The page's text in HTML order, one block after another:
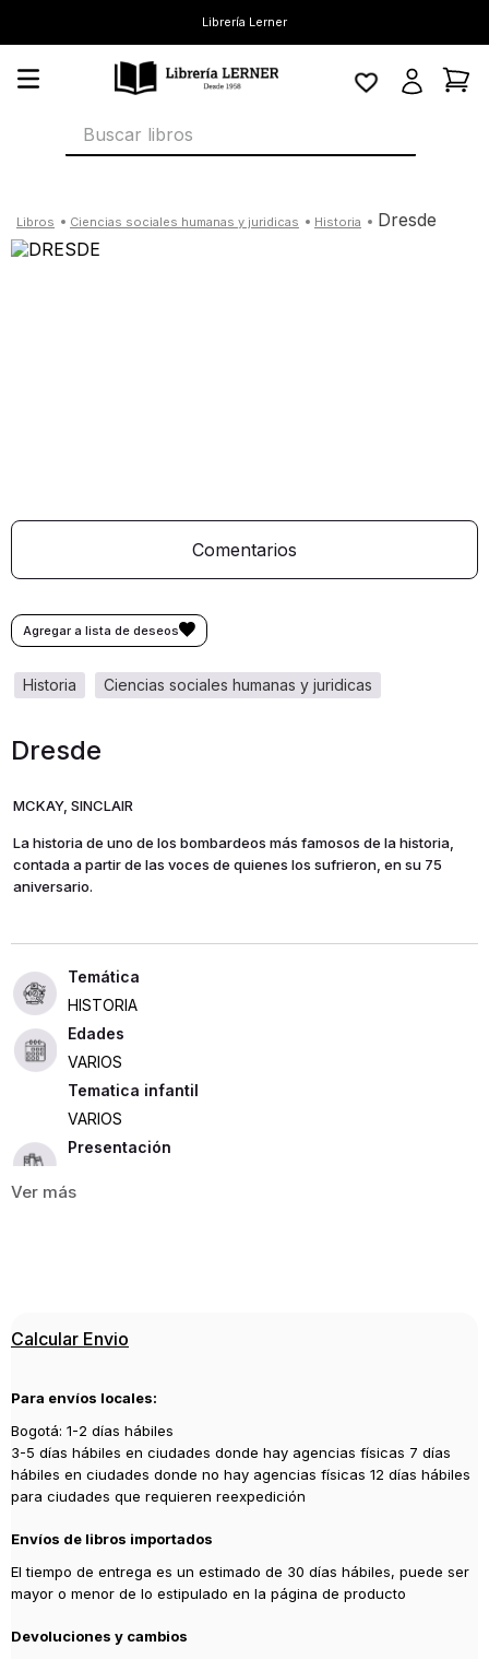
Librería Lerner
Buscar libros
ciencias sociales humanas y juridicas historia dresde
Comentarios
ciencias sociales humanas y juridicas
historia
Dresde
MCKAY, SINCLAIR
La historia de uno de los bombardeos más famosos de la historia,
contada a partir de las voces de quienes los sufrieron, en su 75
aniversario.
HISTORIA
Edades
VARIOS
Tematica infantil
VARIOS
Presentación
TAURUS
2020
Calcular Envio
Para envíos locales:
Bogotá: 1-2 días hábiles
3-5 días hábiles en ciudades donde hay agencias físicas 7 días
hábiles en ciudades donde no hay agencias físicas 12 días hábiles
para ciudades que requieren reexpedición
Envíos de libros importados
El tiempo de entrega es un estimado de 30 días hábiles, puede ser
mayor o menor de lo estipulado en la página de producto
Devoluciones y cambios